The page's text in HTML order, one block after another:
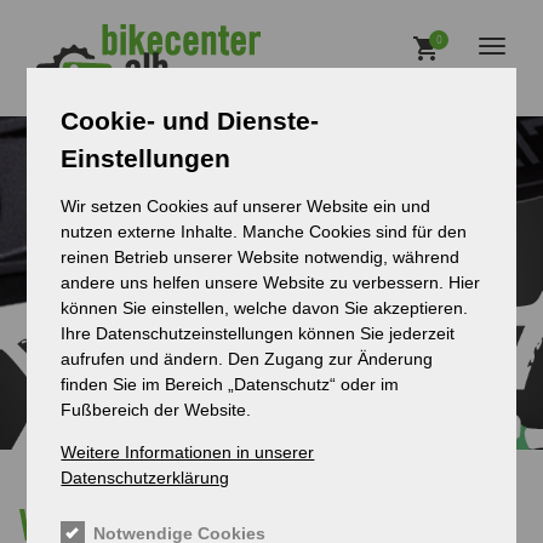
Cookie- und Dienste-
Einstellungen
Wir setzen Cookies auf unserer Website ein und
nutzen externe Inhalte. Manche Cookies sind für den
reinen Betrieb unserer Website notwendig, während
andere uns helfen unsere Website zu verbessern. Hier
können Sie einstellen, welche davon Sie akzeptieren.
Ihre Datenschutzeinstellungen können Sie jederzeit
aufrufen und ändern. Den Zugang zur Änderung
finden Sie im Bereich „Datenschutz“ oder im
Fußbereich der Website.
Weitere Informationen in unserer
Datenschutzerklärung
Notwendige Cookies
0
Wichtige